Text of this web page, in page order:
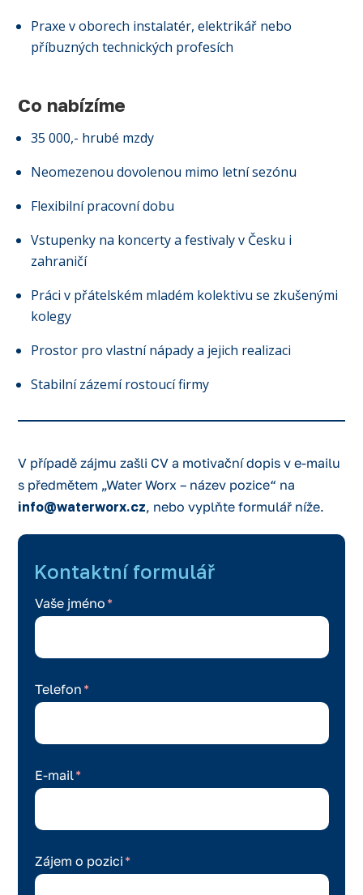
Praxe v oborech instalatér, elektrikář nebo
příbuzných technických profesích
Co nabízíme
35 000,- hrubé mzdy
Neomezenou dovolenou mimo letní sezónu
Flexibilní pracovní dobu
Vstupenky na koncerty a festivaly v Česku i
zahraničí
Práci v přátelském mladém kolektivu se zkušenými
kolegy
Prostor pro vlastní nápady a jejich realizaci
Stabilní zázemí rostoucí firmy
V případě zájmu zašli CV a motivační dopis v e-mailu
s předmětem „Water Worx – název pozice“ na
info@waterworx.cz, nebo vyplňte formulář níže.
Kontaktní formulář
Vaše jméno
Telefon
E-mail
Zájem o pozici